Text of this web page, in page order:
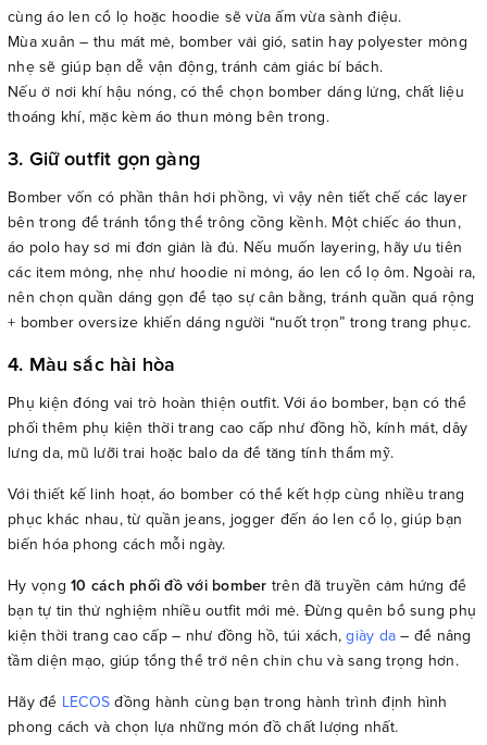
cùng áo len cổ lọ hoặc hoodie sẽ vừa ấm vừa sành điệu.
Mùa xuân – thu mát mẻ, bomber vải gió, satin hay polyester mỏng
nhẹ sẽ giúp bạn dễ vận động, tránh cảm giác bí bách.
Nếu ở nơi khí hậu nóng, có thể chọn bomber dáng lửng, chất liệu
thoáng khí, mặc kèm áo thun mỏng bên trong.
3. Giữ outfit gọn gàng
Bomber vốn có phần thân hơi phồng, vì vậy nên tiết chế các layer
bên trong để tránh tổng thể trông cồng kềnh. Một chiếc áo thun,
áo polo hay sơ mi đơn giản là đủ. Nếu muốn layering, hãy ưu tiên
các item mỏng, nhẹ như hoodie nỉ mỏng, áo len cổ lọ ôm. Ngoài ra,
nên chọn quần dáng gọn để tạo sự cân bằng, tránh quần quá rộng
+ bomber oversize khiến dáng người “nuốt trọn” trong trang phục.
4. Màu sắc hài hòa
Phụ kiện đóng vai trò hoàn thiện outfit. Với áo bomber, bạn có thể
phối thêm phụ kiện thời trang cao cấp như đồng hồ, kính mát, dây
lưng da, mũ lưỡi trai hoặc balo da để tăng tính thẩm mỹ.
Với thiết kế linh hoạt, áo bomber có thể kết hợp cùng nhiều trang
phục khác nhau, từ quần jeans, jogger đến áo len cổ lọ, giúp bạn
biến hóa phong cách mỗi ngày.
Hy vọng 10 cách phối đồ với bomber trên đã truyền cảm hứng để
bạn tự tin thử nghiệm nhiều outfit mới mẻ. Đừng quên bổ sung phụ
kiện thời trang cao cấp – như đồng hồ, túi xách,giày da – để nâng
tầm diện mạo, giúp tổng thể trở nên chỉn chu và sang trọng hơn.
Hãy để LECOSđồng hành cùng bạn trong hành trình định hình
phong cách và chọn lựa những món đồ chất lượng nhất.